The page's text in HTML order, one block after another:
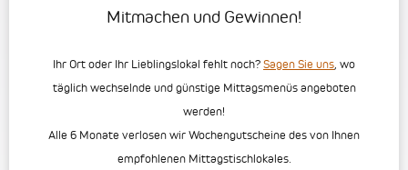
Mitmachen und Gewinnen!
Ihr Ort oder Ihr Lieblingslokal fehlt noch? Sagen Sie uns, wo
täglich wechselnde und günstige Mittagsmenüs angeboten
werden!
Alle 6 Monate verlosen wir Wochengutscheine des von Ihnen
empfohlenen Mittagstischlokales.